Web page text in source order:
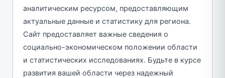
аналитическим ресурсом, предоставляющим
актуальные данные и статистику для региона.
Сайт предоставляет важные сведения о
социально-экономическом положении области
и статистических исследованиях. Будьте в курсе
развития вашей области через надежный